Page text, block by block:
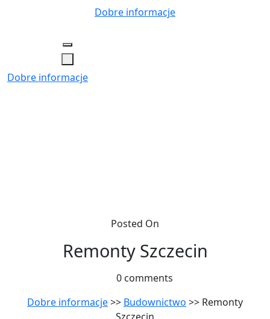
Dobre informacje
Dobre informacje
Posted On
Remonty Szczecin
0 comments
Dobre informacje>> Budownictwo >> Remonty